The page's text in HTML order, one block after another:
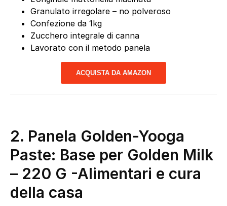
Granulato irregolare – no polveroso
Confezione da 1kg
Zucchero integrale di canna
Lavorato con il metodo panela
ACQUISTA DA AMAZON
2. Panela Golden-Yooga
Paste: Base per Golden Milk
– 220 G -Alimentari e cura
della casa